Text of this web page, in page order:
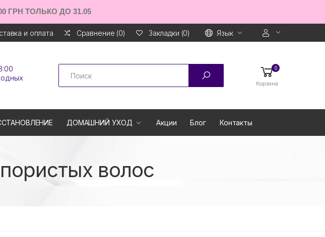
ГРН ТОЛЬКО ДО 31.05
и оплата Сравнение (0) Закладки (0) Язык
Search 0
Корзина
ДОМАШНИЙ УХОД Акции Блог Контакты
волос